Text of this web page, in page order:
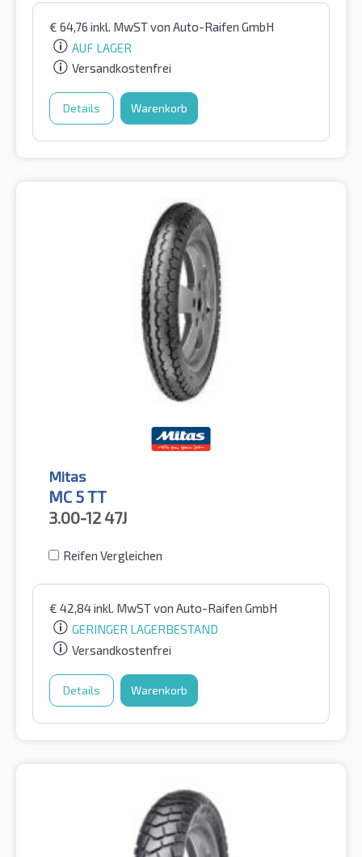
€ 64,76 inkl. MwSTvon Auto-Raifen GmbH
AUF LAGER
Versandkostenfrei
Details Warenkorb
Mitas
MC 5 TT
3.00-1247J
Reifen Vergleichen
€ 42,84inkl. MwSTvon Auto-Raifen GmbH
GERINGER LAGERBESTAND
Versandkostenfrei
Details Warenkorb